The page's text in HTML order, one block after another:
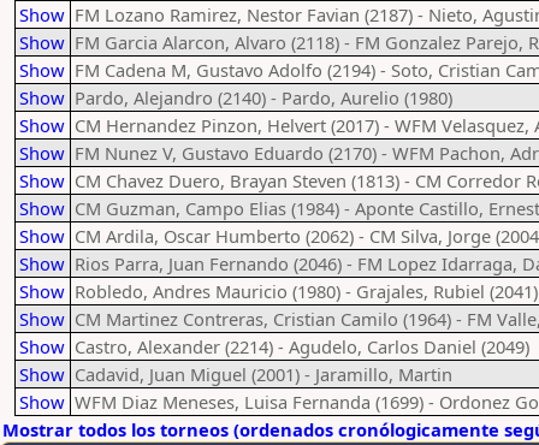
Show FM Lozano Ramirez, Nestor Favian (2187) - Nieto,
Show FM Garcia Alarcon, Alvaro (2118) - FM Gonzalez Parejo,
Show FM Cadena M, Gustavo Adolfo (2194) - Soto, Cristian
Show Pardo, Alejandro (2140) - Pardo, Aurelio (1980)
Show CM Hernandez Pinzon, Helvert (2017) - WFM Velasquez,
Show FM Nunez V, Gustavo Eduardo (2170) - WFM Pachon,
Show CM Chavez Duero, Brayan Steven (1813) - CM Corredor
Show CM Guzman, Campo Elias (1984) - Aponte Castillo,
Show CM Ardila, Oscar Humberto (2062) - CM Silva, Jorge
Show Rios Parra, Juan Fernando (2046) - FM Lopez Idarraga,
Show Robledo, Andres Mauricio (1980) - Grajales, Rubiel (2041)
Show CM Martinez Contreras, Cristian Camilo (1964) - FM
Show Castro, Alexander (2214) - Agudelo, Carlos Daniel (2049)
Show Cadavid, Juan Miguel (2001) - Jaramillo, Martin
Show WFM Diaz Meneses, Luisa Fernanda (1699) - Ordonez
Mostrar todos los torneos (ordenados cronólogicamente